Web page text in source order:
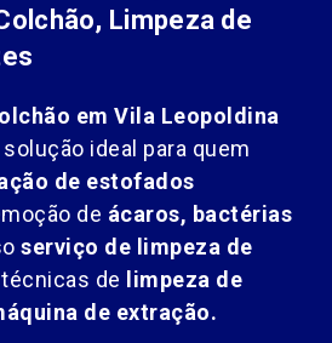
Limpeza de
em Vila Leopoldina
solução ideal para quem
de estofados
de ácaros, bactérias
serviço de limpeza de
de limpeza de
de extração.